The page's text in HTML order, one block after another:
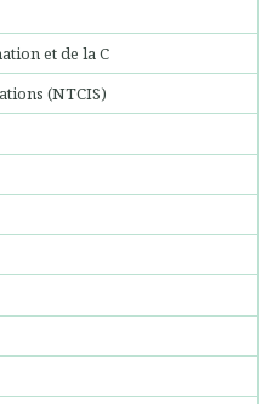
et de la C
(NTCIS)